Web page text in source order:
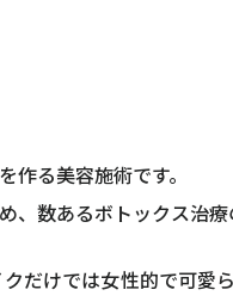
る美容施術です。
数あるボトックス治療
だけでは女性的で可愛